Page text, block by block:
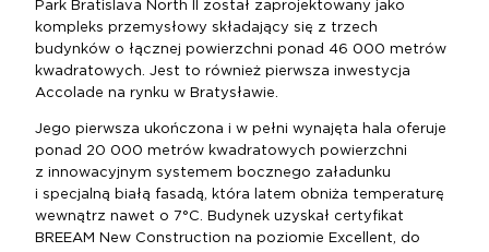
Park Bratislava North II został zaprojektowany jako
kompleks przemysłowy składający się z trzech
budynków o łącznej powierzchni ponad 46 000 metrów
kwadratowych. Jest to również pierwsza inwestycja
Accolade na rynku w Bratysławie.
Jego pierwsza ukończona i w pełni wynajęta hala oferuje
ponad 20 000 metrów kwadratowych powierzchni
z innowacyjnym systemem bocznego załadunku
i specjalną białą fasadą, która latem obniża temperaturę
wewnątrz nawet o 7°C. Budynek uzyskał certyfikat
BREEAM New Construction na poziomie Excellent, do